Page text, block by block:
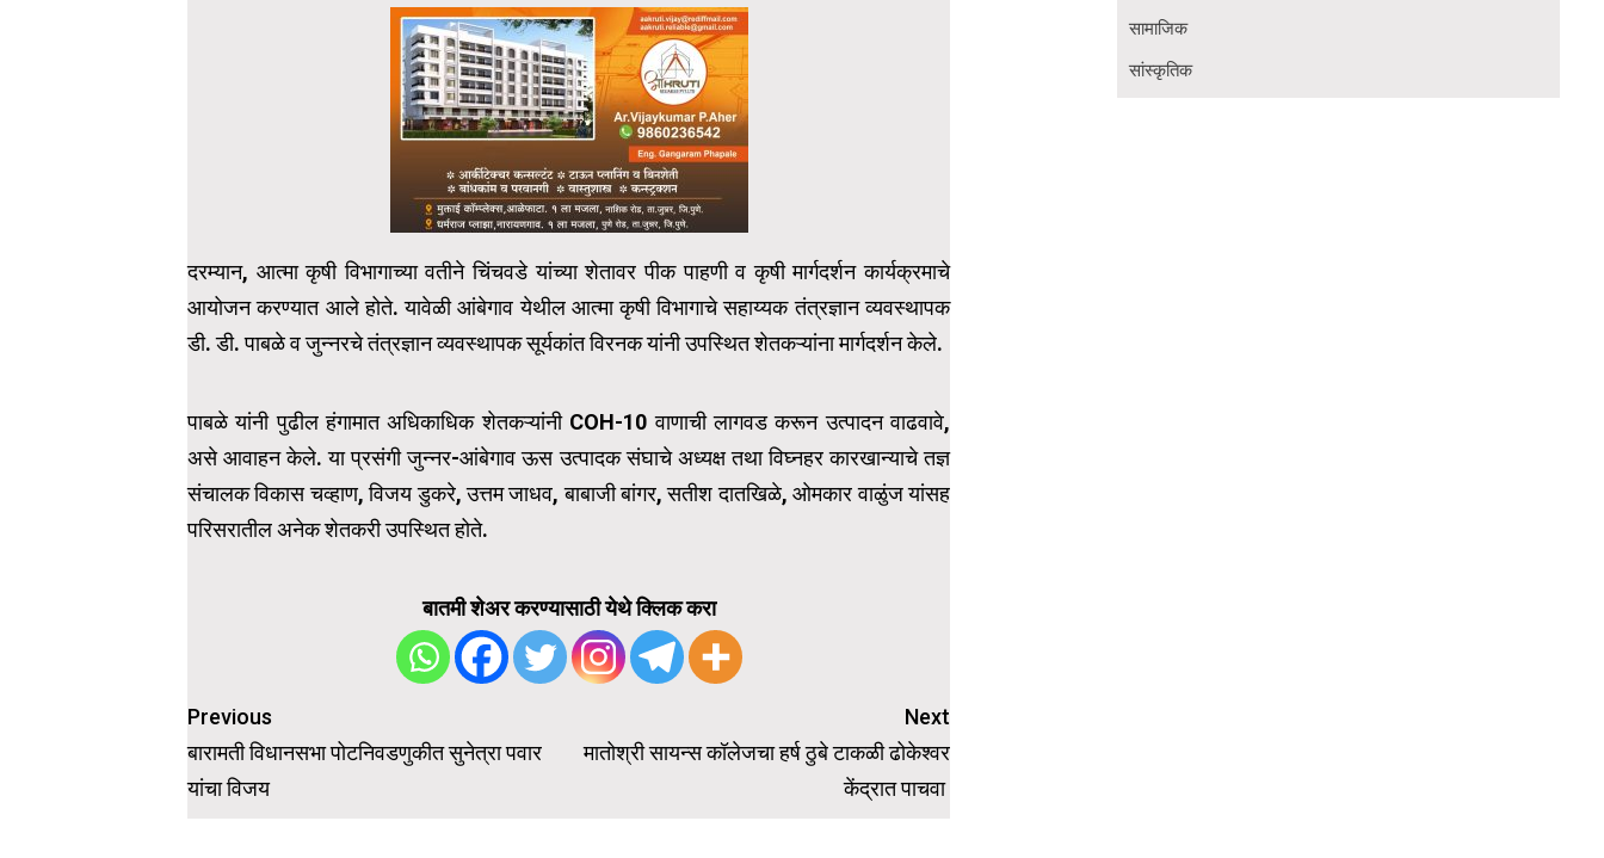
दरम्यान, आत्मा कृषी विभागाच्या वतीने चिंचवडे यांच्या शेतावर पीक पाहणी व कृषी मार्गदर्शन कार्यक्रमाचे
आयोजन करण्यात आले होते. यावेळी आंबेगाव येथील आत्मा कृषी विभागाचे सहाय्यक तंत्रज्ञान व्यवस्थापक
डी. डी. पाबळे व जुन्नरचे तंत्रज्ञान व्यवस्थापक सूर्यकांत विरनक यांनी उपस्थित शेतकऱ्यांना मार्गदर्शन केले.
पाबळे यांनी पुढील हंगामात अधिकाधिक शेतकऱ्यांनी COH-10 वाणाची लागवड करून उत्पादन वाढवावे,
असे आवाहन केले. या प्रसंगी जुन्नर-आंबेगाव ऊस उत्पादक संघाचे अध्यक्ष तथा विघ्नहर कारखान्याचे तज्ञ
संचालक विकास चव्हाण, विजय डुकरे, उत्तम जाधव, बाबाजी बांगर, सतीश दातखिळे, ओमकार वाळुंज यांसह
परिसरातील अनेक शेतकरी उपस्थित होते.
बातमी शेअर करण्यासाठी येथे क्लिक करा
Post
navigation
Previous
बारामती विधानसभा पोटनिवडणुकीत सुनेत्रा पवार
यांचा विजय
Next
मातोश्री सायन्स कॉलेजचा हर्ष ठुबे टाकळी ढोकेश्वर
केंद्रात पाचवा
सामाजिक
सांस्कृतिक